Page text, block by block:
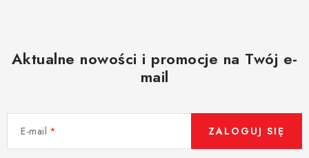
Aktualne nowości i promocje na Twój e-
mail
E-mail ZALOGUJ SIĘ